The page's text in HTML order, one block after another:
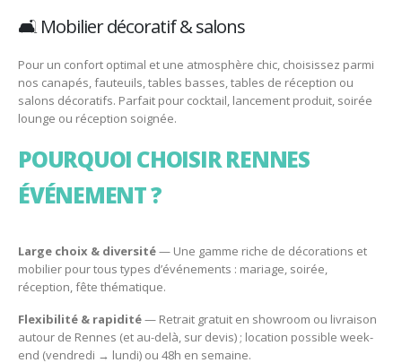
🛋️ Mobilier décoratif & salons
Pour un confort optimal et une atmosphère chic, choisissez parmi
nos canapés, fauteuils, tables basses, tables de réception ou
salons décoratifs. Parfait pour cocktail, lancement produit, soirée
lounge ou réception soignée.
POURQUOI CHOISIR RENNES
ÉVÉNEMENT ?
Large choix & diversité— Une gamme riche de décorations et
mobilier pour tous types d’événements : mariage, soirée,
réception, fête thématique.
Flexibilité & rapidité— Retrait gratuit en showroom ou livraison
autour de Rennes (et au-delà, sur devis) ; location possible week-
end (vendredi → lundi) ou 48h en semaine.